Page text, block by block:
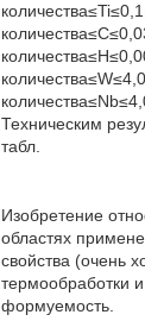
Техническим
табл.
Изобретение
областях
свойства (очень
термообработки
формуемость.